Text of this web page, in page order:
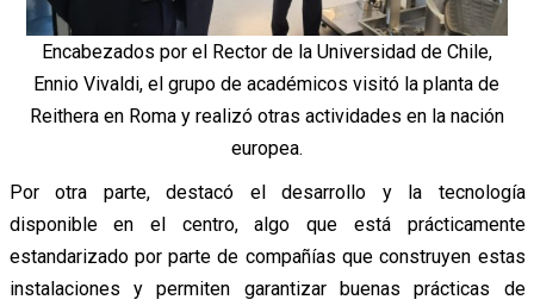
Encabezados por el Rector de la Universidad de Chile,
Ennio Vivaldi, el grupo de académicos visitó la planta de
Reithera en Roma y realizó otras actividades en la nación
europea.
Por otra parte, destacó el desarrollo y la tecnología
disponible en el centro, algo que está prácticamente
estandarizado por parte de compañías que construyen estas
instalaciones y permiten garantizar buenas prácticas de